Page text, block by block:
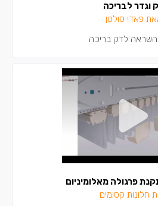
וגדר לבריכה
פאדי סולטן
השראה לדק בריכה
פרגולה מאלומיניום
חלונות קסומים